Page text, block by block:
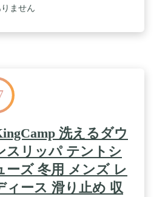
ドル付きのドローコードでサイ
とは異なります。 / 【セット内
セット ■HK-L20A 充電式 Li-on
テリー [7.4V/2000mAh/14Wh] ×
ダプター充電器ツインプラグタ
50-60H/23-33VAz] × 1 ■収納袋 ■
(6ヵ月製品保証書付き)
ません
洗えるダウ
スリッパ テントシ
ーズ 冬用 メンズ レ
ィース 滑り止め 収